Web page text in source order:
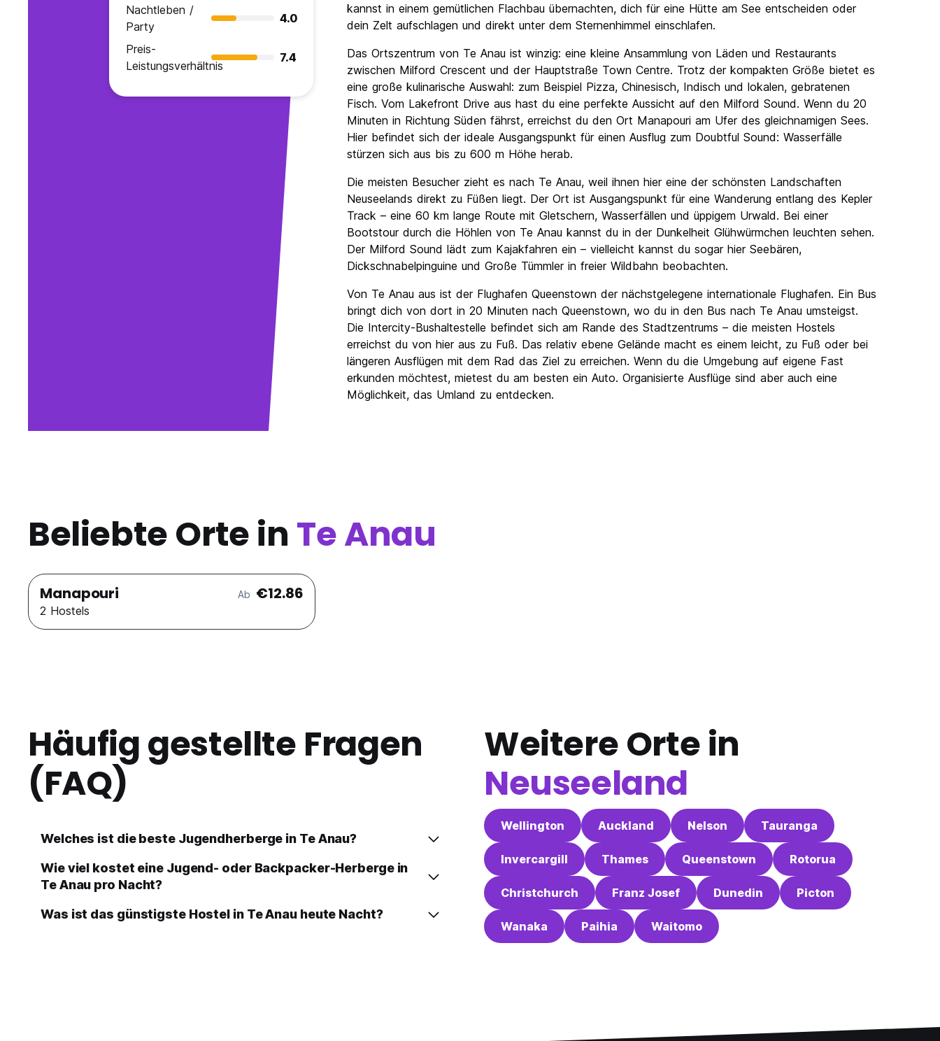
Nachtleben /
Party
4.0
Preis-
Leistungsverhältnis
7.4
kannst in einem gemütlichen Flachbau übernachten, dich für eine Hütte am See entscheiden oder
dein Zelt aufschlagen und direkt unter dem Sternenhimmel einschlafen.
Das Ortszentrum von Te Anau ist winzig: eine kleine Ansammlung von Läden und Restaurants
zwischen Milford Crescent und der Hauptstraße Town Centre. Trotz der kompakten Größe bietet es
eine große kulinarische Auswahl: zum Beispiel Pizza, Chinesisch, Indisch und lokalen, gebratenen
Fisch. Vom Lakefront Drive aus hast du eine perfekte Aussicht auf den Milford Sound. Wenn du 20
Minuten in Richtung Süden fährst, erreichst du den Ort Manapouri am Ufer des gleichnamigen Sees.
Hier befindet sich der ideale Ausgangspunkt für einen Ausflug zum Doubtful Sound: Wasserfälle
stürzen sich aus bis zu 600 m Höhe herab.
Die meisten Besucher zieht es nach Te Anau, weil ihnen hier eine der schönsten Landschaften
Neuseelands direkt zu Füßen liegt. Der Ort ist Ausgangspunkt für eine Wanderung entlang des Kepler
Track – eine 60 km lange Route mit Gletschern, Wasserfällen und üppigem Urwald. Bei einer
Bootstour durch die Höhlen von Te Anau kannst du in der Dunkelheit Glühwürmchen leuchten sehen.
Der Milford Sound lädt zum Kajakfahren ein – vielleicht kannst du sogar hier Seebären,
Dickschnabelpinguine und Große Tümmler in freier Wildbahn beobachten.
Von Te Anau aus ist der Flughafen Queenstown der nächstgelegene internationale Flughafen. Ein Bus
bringt dich von dort in 20 Minuten nach Queenstown, wo du in den Bus nach Te Anau umsteigst.
Die Intercity-Bushaltestelle befindet sich am Rande des Stadtzentrums – die meisten Hostels
erreichst du von hier aus zu Fuß. Das relativ ebene Gelände macht es einem leicht, zu Fuß oder bei
längeren Ausflügen mit dem Rad das Ziel zu erreichen. Wenn du die Umgebung auf eigene Fast
erkunden möchtest, mietest du am besten ein Auto. Organisierte Ausflüge sind aber auch eine
Möglichkeit, das Umland zu entdecken.
Beliebte Orte in Te Anau
Manapouri Ab €12.86
2 Hostels
Häufig gestellte Fragen
(FAQ)
Welches ist die beste Jugendherberge in Te Anau?
Wie viel kostet eine Jugend- oder Backpacker-Herberge in
Te Anau pro Nacht?
Was ist das günstigste Hostel in Te Anau heute Nacht?
Weitere Orte in
Neuseeland
Wellington Auckland Nelson Tauranga
Invercargill Thames Queenstown Rotorua
Christchurch Franz Josef Dunedin Picton
Wanaka Paihia Waitomo